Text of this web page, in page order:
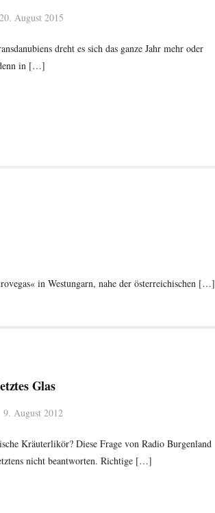
20. August 2015
dreht es sich das ganze Jahr mehr oder
in […]
in Westungarn, nahe der österreichischen […]
Glas
9. August 2012
Kräuterlikör? Diese Frage von Radio Burgenland
nicht beantworten. Richtige […]